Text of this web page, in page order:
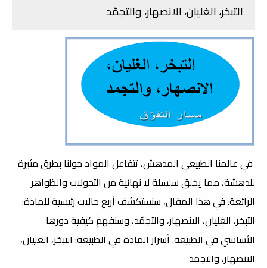
التبخر، الغليان، الانصهار، والتجمّد
في عالمنا الطبيعي المدهش، تتفاعل المواد حولنا بطرق مثيرة
للدهشة، مما يخلق سلسلة لا نهائية من التحولات والظواهر
الرائعة. في هذا المقال، سنستكشف أربع حالات رئيسية للمادة:
التبخر، الغليان، الانصهار، والتجمّد، وسنفهم كيفية دورها
الأساسي في الطبيعة. أسرار المادة في الطبيعة: التبخر، الغليان،
الانصهار، والتجمد